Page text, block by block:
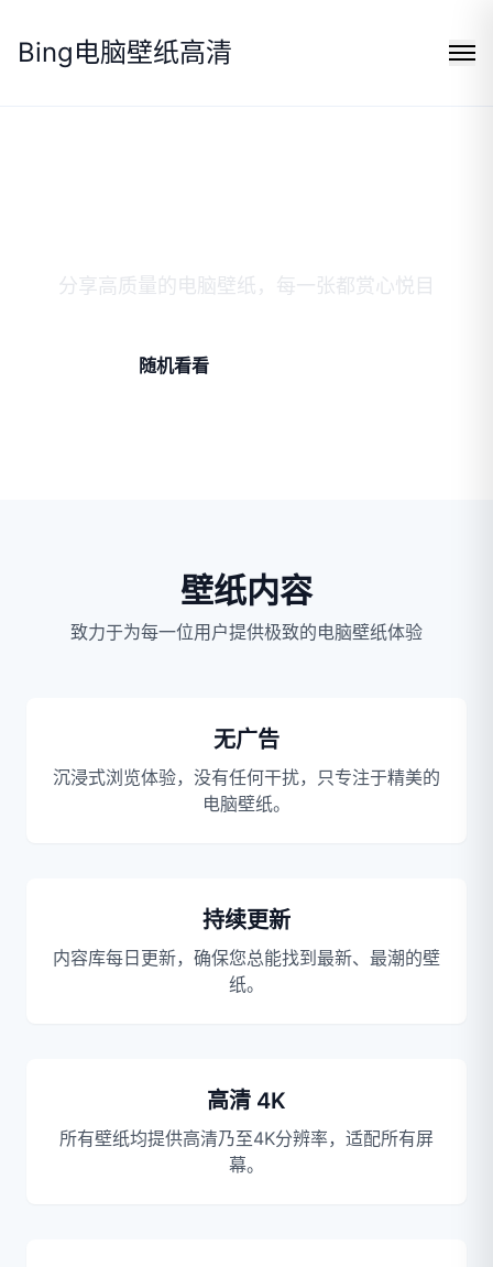
Bing电脑壁纸高清
分享高质量的电脑壁纸，每一张都赏心悦目
随机看看
壁纸内容
致力于为每一位用户提供极致的电脑壁纸体验
无广告
沉浸式浏览体验，没有任何干扰，只专注于精美的
电脑壁纸。
持续更新
内容库每日更新，确保您总能找到最新、最潮的壁
纸。
高清 4K
所有壁纸均提供高清乃至4K分辨率，适配所有屏
幕。